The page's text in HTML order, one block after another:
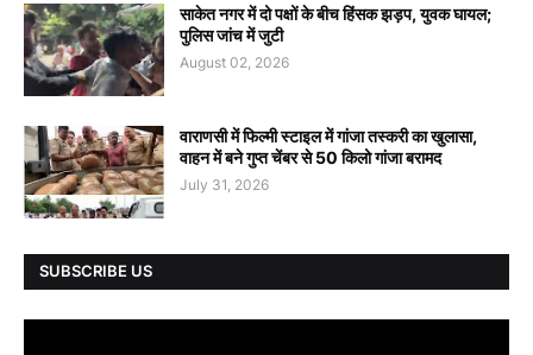
साकेत नगर में दो पक्षों के बीच हिंसक झड़प, युवक घायल;
पुलिस जांच में जुटी
August 02, 2026
वाराणसी में फिल्मी स्टाइल में गांजा तस्करी का खुलासा,
वाहन में बने गुप्त चेंबर से 50 किलो गांजा बरामद
July 31, 2026
SUBSCRIBE US